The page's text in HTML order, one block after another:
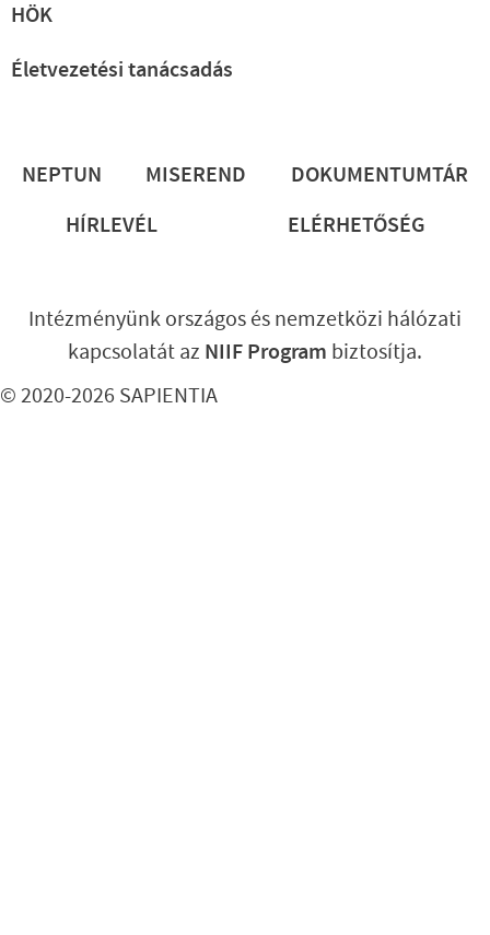
HÖK
Életvezetési tanácsadás
Lábléc
NEPTUN MISEREND
DOKUMENTUMTÁR
HÍRLEVÉL
ELÉRHETŐSÉG
© 2020-2026 SAPIENTIA
Intézményünk országos és nemzetközi hálózati
kapcsolatát az NIIF Program biztosítja.